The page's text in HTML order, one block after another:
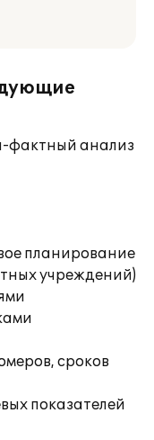
фактный анализ
планирование
учреждений)
сроков
показателей